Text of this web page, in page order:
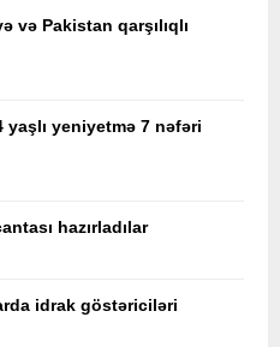
və Pakistan qarşılıqlı
yeniyetmə 7 nəfəri
hazırladılar
idrak göstəriciləri